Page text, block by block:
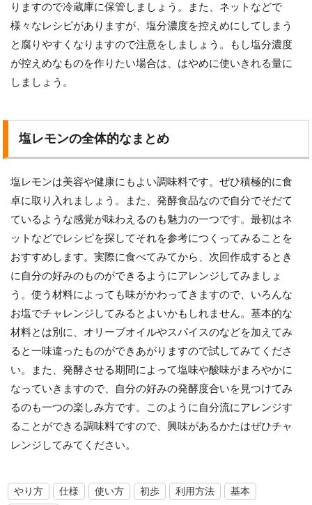
りますので冷蔵庫に保管しましょう。また、ネットなどで
様々なレシピがありますが、塩分濃度を控えめにしてしまう
と腐りやすくなりますので注意をしましょう。もし塩分濃度
が控えめなものを作りたい場合は、はやめに使いきれる量に
しましょう。
塩レモンの全体的なまとめ
塩レモンは美容や健康にもよい調味料です。ぜひ積極的に食
卓に取り入れましょう。また、発酵食品なので自分でそだて
ているような感覚が味わえるのも魅力の一つです。最初はネ
ットなどでレシピを探してそれを参考につくってみることを
おすすめします。実際に食べてみてから、次回作成するとき
に自分の好みのものができるようにアレンジしてみましょ
う。使う材料によっても味がかわってきますので、いろんな
お塩でチャレンジしてみるとよいかもしれません。基本的な
材料とは別に、オリーブオイルやスパイスのなどを加えてみ
ると一味違ったものができあがりますので試してみてくださ
い。また、発酵させる期間によって塩味や酸味がまろやかに
なっていきますので、自分の好みの発酵度合いを見つけてみ
るのも一つの楽しみ方です。このように自分流にアレンジす
ることができる調味料ですので、興味があるかたはぜひチャ
レンジしてみてください。
やり方 仕様 使い方 初歩 利用方法
基本